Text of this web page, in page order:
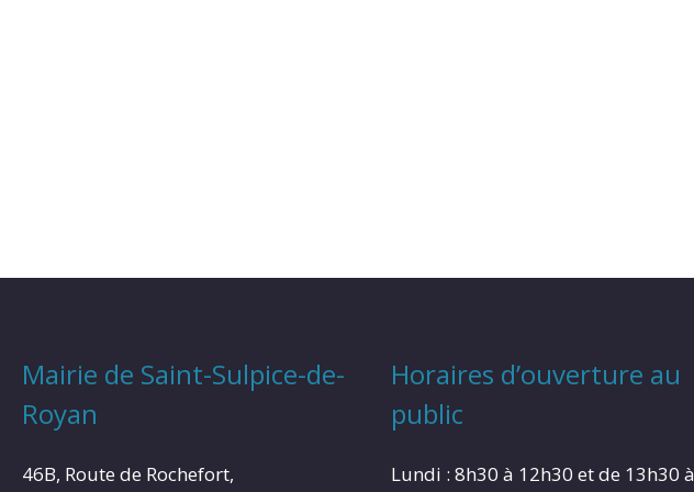
Mairie de Saint-Sulpice-de-
Royan
46B, Route de Rochefort,
Horaires d’ouverture au
public
Lundi : 8h30 à 12h30 et de 13h30 à